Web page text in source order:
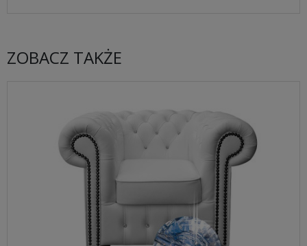
ZOBACZ TAKŻE